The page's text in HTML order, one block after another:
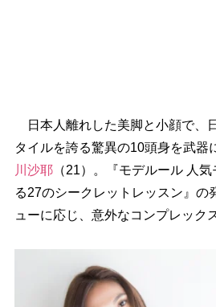
日本人離れした美脚と小顔で、
タイルを誇る驚異の10頭身を武器
川沙耶（21）。『モデルール 人
る27のシークレットレッスン』の
ューに応じ、意外なコンプレック